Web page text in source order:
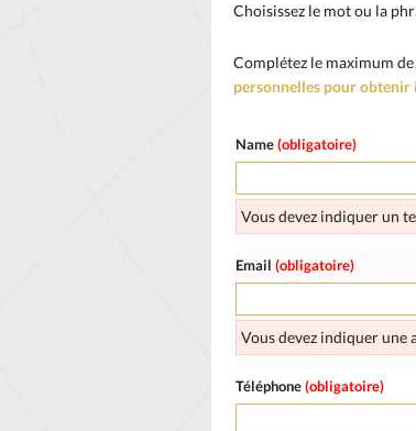
Choisissez le mot ou la
Complétez le maximum
personnelles pour obtenir
Name (obligatoire)
Vous devez indiquer un
Email (obligatoire)
Vous devez indiquer une
Téléphone (obligatoire)